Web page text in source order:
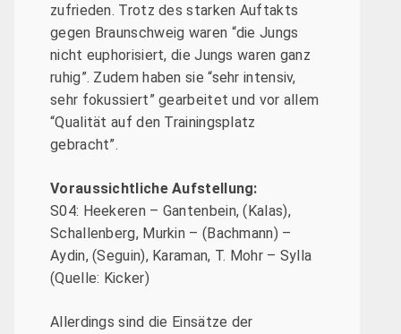
zufrieden. Trotz des starken Auftakts
gegen Braunschweig waren “die Jungs
nicht euphorisiert, die Jungs waren ganz
ruhig”. Zudem haben sie “sehr intensiv,
sehr fokussiert” gearbeitet und vor allem
“Qualität auf den Trainingsplatz
gebracht”.
Voraussichtliche Aufstellung:
S04: Heekeren – Gantenbein, (Kalas),
Schallenberg, Murkin – (Bachmann) –
Aydin, (Seguin), Karaman, T. Mohr – Sylla
(Quelle: Kicker)
Allerdings sind die Einsätze der